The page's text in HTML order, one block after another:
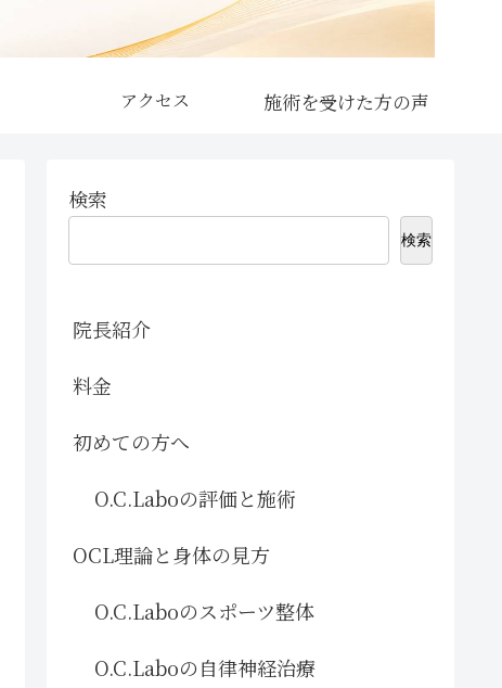
アクセス
検索
検索
院長紹介
料金
初めての方へ
O.C.Laboの評価と施術
OCL理論と身体の見方
O.C.Laboのスポーツ整体
O.C.Laboの自律神経治療